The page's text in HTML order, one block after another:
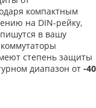
компактным
на DIN-рейку,
в вашу
степень защиты
диапазон от -40